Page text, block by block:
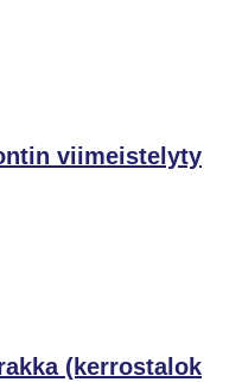
viimeistelyty
(kerrostalok